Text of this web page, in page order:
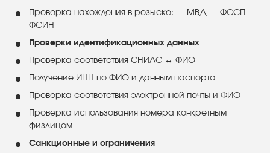
Проверка нахождения в розыске: — МВД — ФССП —
ФСИН
Проверки идентификационных данных
Проверка соответствия СНИЛС ↔ ФИО
Получение ИНН по ФИО и данным паспорта
Проверка соответствия электронной почты и ФИО
Проверка использования номера конкретным
физлицом
Санкционные и ограничения